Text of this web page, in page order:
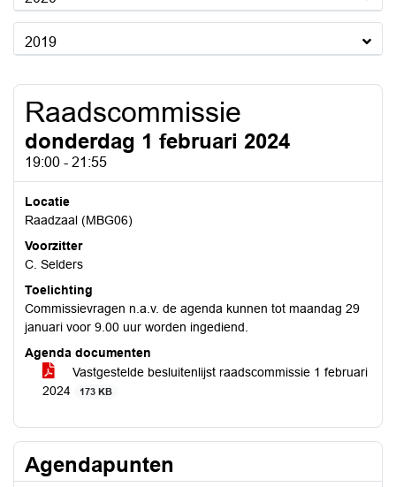
2019
Raadscommissie
donderdag 1 februari 2024
19:00 - 21:55
Locatie
Raadzaal (MBG06)
Voorzitter
C. Selders
Toelichting
Commissievragen n.a.v. de agenda kunnen tot maandag 29
januari voor 9.00 uur worden ingediend.
Agenda documenten
Vastgestelde besluitenlijst raadscommissie 1 februari
2024
173 KB
Agendapunten